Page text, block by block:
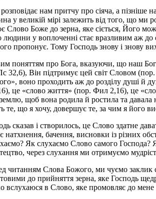
нам притчу про сіяча, а
у великій мірі залежить від того, що
Слово Боже до зерна, яке сіється, Його
у воплоченні стає вразливим аж до
пропонує. Тому Господь знову і знову
поняттям про Бога, вказуючи, що наш
32,6), Він підтримує цей світ Словом
воно проходить аж до розділу душі й
це «слово життя» (пор. Фил 2,16), це
щоб вона родила й ростила та давала
те, що я хочу, довершує те, за чим я його
сказав і створилось, це Слово здатне
натхнення, бачення, висновки із різних
Як слухаємо Слово самого
через слухання ми отримуємо
читанням Слова Божого, ми чуємо
до прийняття зерна, яке Господь
вслухаюся в Слово, яке промовляє до